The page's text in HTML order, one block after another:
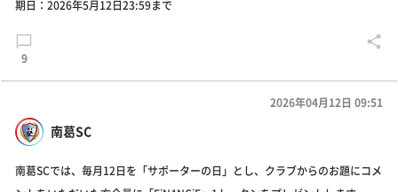
期日：2026年5月12日23:59まで
9
南葛SC
2026年04月12日 09:51
南葛SCでは、毎月12日を「サポーターの日」とし、クラブからのお題にコメ